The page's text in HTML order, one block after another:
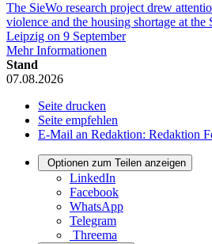
The SieWo research project drew
violence and the housing shortage at the
Leipzig on 9 September
Mehr Informationen
Stand
07.08.2026
Seite drucken
Seite empfehlen
E-Mail an Redaktion: Redaktion
Optionen zum Teilen anzeigen
LinkedIn
Facebook
WhatsApp
Telegram
Threema